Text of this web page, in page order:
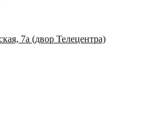
7а (двор Телецентра)